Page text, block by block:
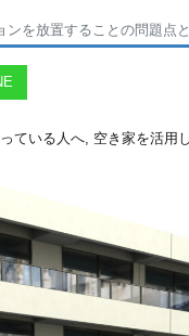
を放置することの問題点
ている人へ, 空き家を活用